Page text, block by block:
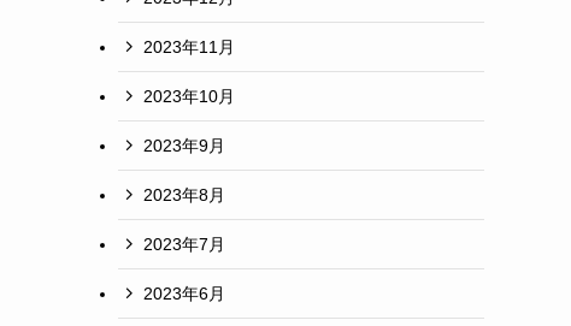
2023年11月
2023年10月
2023年9月
2023年8月
2023年7月
2023年6月